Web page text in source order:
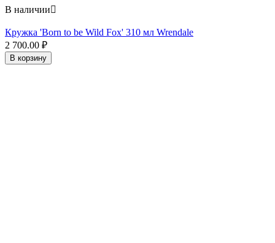
В наличии
Кружка 'Born to be Wild Fox' 310 мл Wrendale
2 700.00 ₽
В корзину